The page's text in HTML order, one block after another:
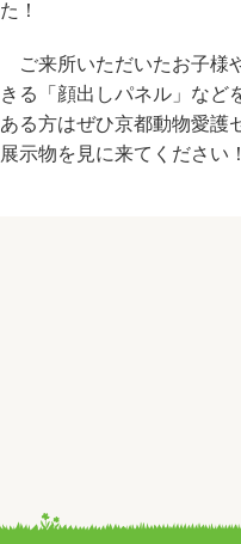
た！
ご来所いただいたお子様
きる「顔出しパネル」など
ある方はぜひ京都動物愛護
展示物を見に来てください！